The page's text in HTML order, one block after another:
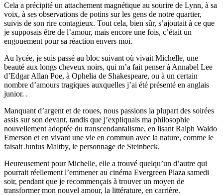
Cela a précipité un attachement magnétique au sourire de Lynn, à sa
voix, à ses observations de potins sur les gens de notre quartier,
suivis de son rire contagieux. Tout cela, bien sûr, s’ajoutait à ce que
je supposais être de l’amour, mais encore une fois, c’était un
engouement pour sa réaction envers moi.
Au lycée, je suis passé au bloc suivant où vivait Michelle, une
beauté aux longs cheveux noirs, qui m’a fait penser à Annabel Lee
d’Edgar Allan Poe, à Ophelia de Shakespeare, ou à un certain
nombre d’amours tragiques auxquelles j’ai été présenté en anglais
junior. .
Manquant d’argent et de roues, nous passions la plupart des soirées
assis sur son devant, tandis que j’expliquais ma philosophie
nouvellement adoptée du transcendantalisme, en lisant Ralph Waldo
Emerson et en vivant une vie en commun avec la nature, comme le
faisait Junius Maltby, le personnage de Steinbeck.
Heureusement pour Michelle, elle a trouvé quelqu’un d’autre qui
pourrait réellement l’emmener au cinéma Evergreen Plaza samedi
soir, pendant que je recommençais à trouver un moyen de
transformer mon nouvel amour, la littérature, en carrière.